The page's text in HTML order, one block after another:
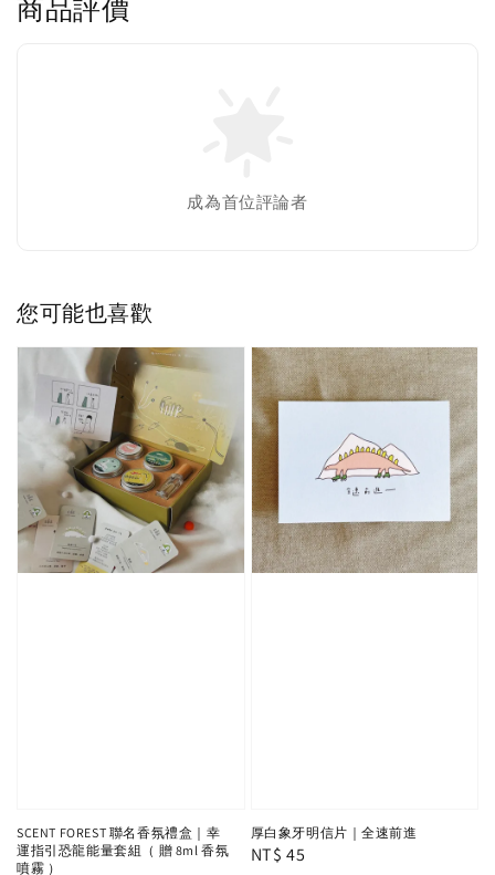
商品評價
成為首位評論者
您可能也喜歡
SCENT FOREST 聯名香氛禮盒｜幸
運指引恐龍能量套組（ 贈 8ml 香氛
噴霧 ）
厚白象牙明信片｜全速前進
Regular
NT$ 45